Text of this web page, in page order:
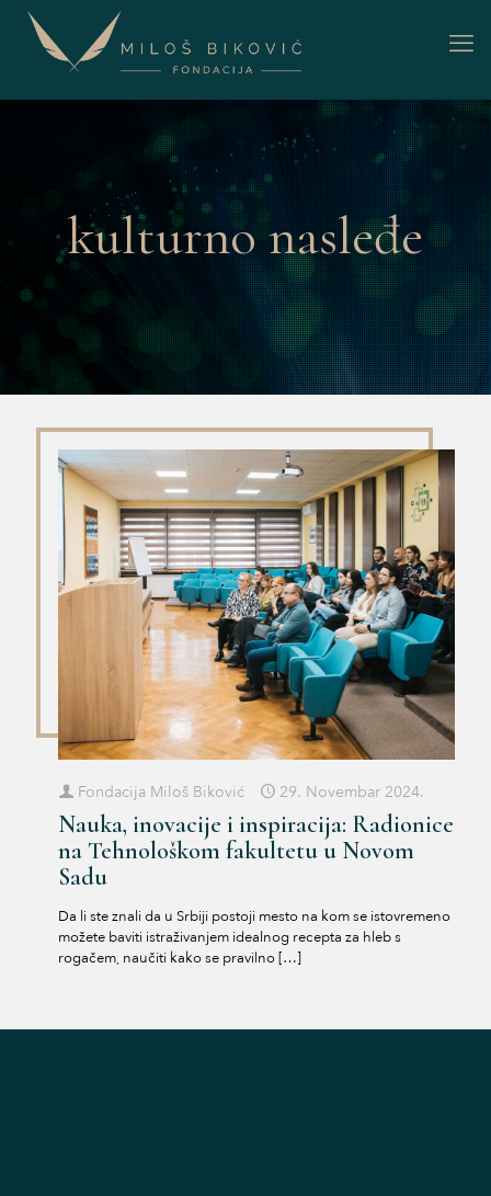
kulturno nasleđe
Fondacija Miloš Biković 29. Novembar 2024.
Nauka, inovacije i inspiracija: Radionice
na Tehnološkom fakultetu u Novom
Sadu
Da li ste znali da u Srbiji postoji mesto na kom se istovremeno
možete baviti istraživanjem idealnog recepta za hleb s
rogačem, naučiti kako se pravilno[…]